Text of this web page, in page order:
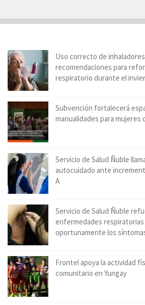
Uso correcto de
recomendaciones para
respiratorio durante el
Subvención fortalecerá
manualidades para mujeres
Servicio de Salud Ñuble
autocuidado ante
A
Servicio de Salud Ñuble
enfermedades
oportunamente los
Frontel apoya la actividad
comunitario en Yungay